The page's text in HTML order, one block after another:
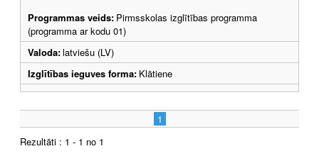
Programmas veids: Pirmsskolas izglītības programma
(programma ar kodu 01)
Valoda:latviešu (LV)
Izglītības ieguves forma: Klātiene
1
Rezultāti : 1 - 1 no 1